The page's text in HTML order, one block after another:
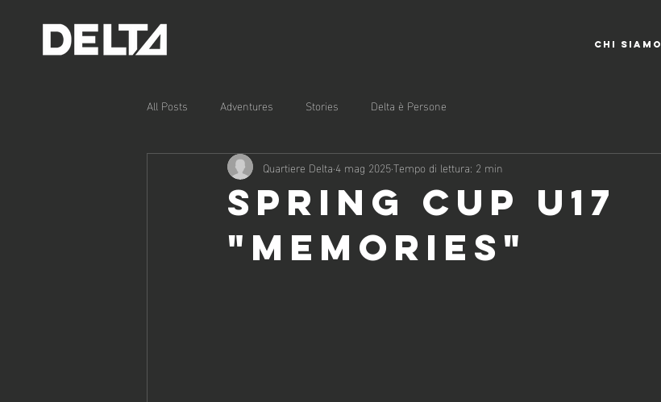
CHI SIAMO
All Posts Adventures Stories Delta è Persone
spring cup u17
"memories"
Quartiere Delta 4 mag 2025Tempo di lettura: 2 min